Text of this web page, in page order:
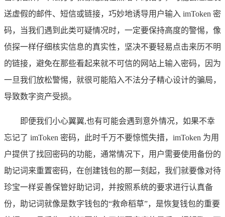
送虚假的邮件、短信或链接，巧妙地诱导用户输入 imToken 密
码，当我们遇到此类可疑情况时，一定要保持高度的警惕，像
侦探一样仔细核实信息的真实性，坚决不要轻易点击来历不明
的链接，避免在那些看起来就不可信的网站上输入密码，因为
一旦我们放松警惕，就很可能陷入不法分子精心设计的骗局，
导致数字资产受损。
即便我们小心翼翼,也有可能会遇到意外情况，如果不幸
忘记了 imToken 密码，此时千万不要惊慌失措，imToken 为用
户提供了找回密码的功能，通常情况下，用户需要使用备份的
助记词来重置密码，在创建钱包的那一刻起，我们就要像对待
珍宝一样妥善保管好助记词，并按照系统的要求进行认真备
份，助记词就像是数字钱包的“救命稻草”，是恢复钱包的重要